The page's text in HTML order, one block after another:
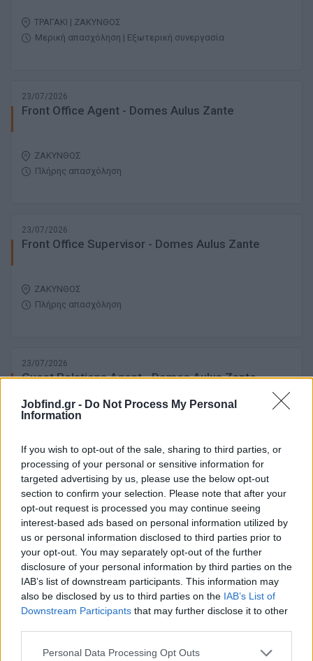
Jobfind.gr - Do Not Process My Personal
Information
If you wish to opt-out of the sale, sharing to third parties, or
processing of your personal or sensitive information for
targeted advertising by us, please use the below opt-out
section to confirm your selection. Please note that after your
opt-out request is processed you may continue seeing
interest-based ads based on personal information utilized by
us or personal information disclosed to third parties prior to
your opt-out. You may separately opt-out of the further
disclosure of your personal information by third parties on the
IAB’s list of downstream participants. This information may
also be disclosed by us to third parties on the IAB’s List of
Downstream Participants that may further disclose it to other
Personal Data Processing Opt Outs
ΤΡΑΓΑΚΙ | ΖΑΚΥΝΘΟΣ
Μερική απασχόληση | Εξωτερική συνεργασία
23/07/2026
Front Office Agent - Domes Aulus Zante
ΖΑΚΥΝΘΟΣ
Πλήρης απασχόληση
23/07/2026
Front Office Supervisor - Domes Aulus Zante
ΖΑΚΥΝΘΟΣ
Πλήρης απασχόληση
23/07/2026
Guest Relations Agent - Domes Aulus Zante
ΖΑΚΥΝΘΟΣ
23/07/2026
Guest Relations Supervisor - Domes Aulus Zante
ΖΑΚΥΝΘΟΣ
Πλήρης απασχόληση
21/07/2026